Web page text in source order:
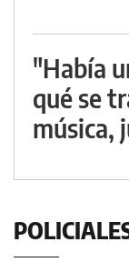
"Había
qué se
música,